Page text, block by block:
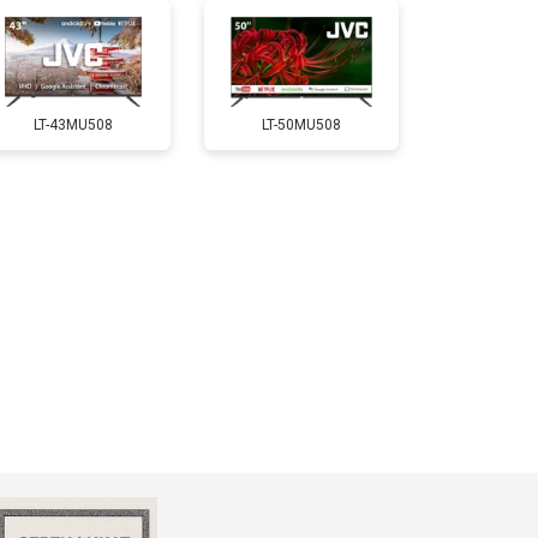
5200 ₽ Заказать
3100 ₽ Заказать
LT-43MU508 LT-50MU508